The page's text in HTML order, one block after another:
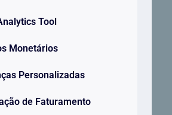
Tool
Monetários
Personalizadas
de Faturamento